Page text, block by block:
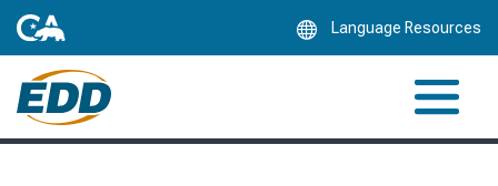
Language Resources